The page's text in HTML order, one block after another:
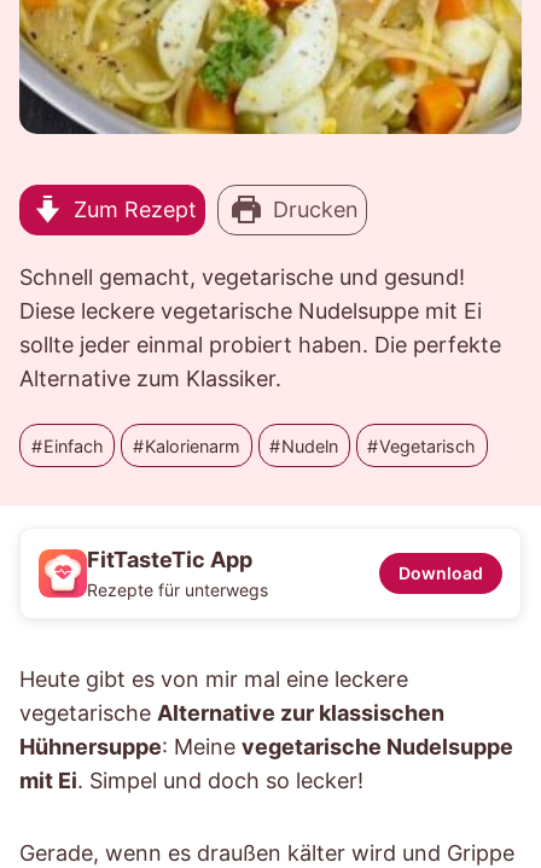
Zum Rezept Drucken
Schnell gemacht, vegetarische und gesund!
Diese leckere vegetarische Nudelsuppe mit Ei
sollte jeder einmal probiert haben. Die perfekte
Alternative zum Klassiker.
Einfach Kalorienarm Nudeln Vegetarisch
FitTasteTic App
Rezepte für unterwegs
Download
Heute gibt es von mir mal eine leckere
vegetarische Alternative zur klassischen
Hühnersuppe: Meine vegetarische Nudelsuppe
mit Ei. Simpel und doch so lecker!
Gerade, wenn es draußen kälter wird und Grippe